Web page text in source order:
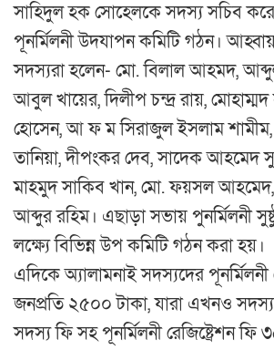
সাহিদুল হক সোহেলকে সদস্য সচিব করে
পূনর্মিলনী উদযাপন কমিটি গঠন।
সদস্যরা হলেন- মো. বিলাল আহমদ,
আবুল খায়ের, দিলীপ চন্দ্র রায়,
হোসেন, আ ফ ম সিরাজুল ইসলাম
তানিয়া, দীপংকর দেব, সাদেক আহমেদ
মাহমুদ সাকিব খান, মো. ফয়সল
আব্দুর রহিম। এছাড়া সভায় পুনর্মিলনী
লক্ষ্যে বিভিন্ন উপ কমিটি গঠন করা হয়।
এদিকে অ্যালামনাই সদস্যদের পূনর্মিলনী
জনপ্রতি ২৫০০ টাকা, যারা এখনও সদস্য
সদস্য ফি সহ পূনর্মিলনী রেজিষ্ট্রেশন ফি